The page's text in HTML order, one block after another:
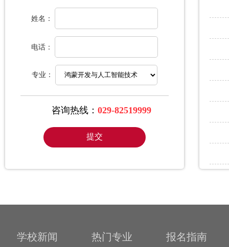
姓名：
电话：
专业：
咨询热线： 029-82519999
学校新闻 热门专业 报名指南